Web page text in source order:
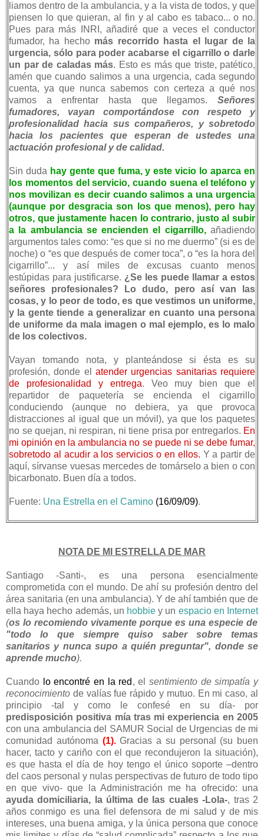
liamos dentro de la ambulancia, y a la vista de todos, y que
piensen lo que quieran, al fin y al cabo es tabaco... o no.
Pues para más INRI, añadiré que a veces el conductor
fumador, ha hecho más recorrido hasta el lugar de la
urgencia, sólo para poder acabarse el cigarrillo o darle
un par de caladas más. Esto es más que triste, patético,
amén que cuando salimos a una urgencia, cada segundo
cuenta, ya que nunca sabemos con certeza a qué nos
vamos a enfrentar hasta que llegamos. Señores
fumadores, vayan comportándose con respeto y
profesionalidad hacia sus compañeros, y sobretodo
hacia los pacientes que esperan de ustedes una
actuación profesional y de calidad.
Sin duda hay gente que fuma, y este vicio lo aparca en
los momentos del servicio, cuando suena el teléfono y
nos movilizan es decir cuando salimos a una urgencia
(aunque por desgracia son los que menos), pero hay
otros, que justamente hacen lo contrario, justo al subir
a la ambulancia se encienden el cigarrillo,añadiendo
argumentos tales como: “es que si no me duermo” (si es de
noche) o “es que después de comer toca”, o “es la hora del
cigarrillo”... y así miles de excusas cuanto menos
estúpidas para justificarse. ¿Se les puede llamar a estos
señores profesionales? Lo dudo, pero así van las
cosas, y lo peor de todo, es que vestimos un uniforme,
y la gente tiende a generalizar en cuanto una persona
de uniforme da mala imagen o mal ejemplo, es lo malo
de los colectivos.
Vayan tomando nota, y planteándose si ésta es su
profesión, donde el atender urgencias sanitarias requiere
de profesionalidad y entrega. Veo muy bien que el
repartidor de paquetería se encienda el cigarrillo
conduciendo (aunque no debiera, ya que provoca
distracciones al igual que un móvil), ya que los paquetes
no se quejan, ni respiran, ni tiene prisa por entregarlos. En
mi opinión en la ambulancia no se puede ni se debe fumar,
sobretodo al acudir a los servicios o en ellos. Y a partir de
aquí, sírvanse vuesas mercedes de tomárselo a bien o con
bicarbonato. Buen día a todos.
Fuente: Una Estrella en el Camino (16/09/09).
NOTA DE MI ESTRELLA DE MAR
Santiago -Santi-, es una persona esencialmente
comprometida con el mundo. De ahí su profesión dentro del
área sanitaria (en una ambulancia). Y de ahí también que de
ella haya hecho además, un hobbie y un espacio en Internet
(os lo recomiendo vivamente porque es una especie de
"todo lo que siempre quiso saber sobre temas
sanitarios y nunca supo a quién preguntar", donde se
aprende mucho).
Cuando lo encontré en la red , el sentimiento de simpatía y
reconocimiento de valías fue rápido y mutuo. En mi caso, al
principio -tal y como le confesé en su día- por
predisposición positiva mía tras mi experiencia en 2005
con una ambulancia del SAMUR Social de Urgencias de mi
comunidad autónoma (1).Gracias a su personal (su buen
hacer, tacto y cariño con el que recondujeron la situación),
es que hasta el día de hoy tengo el único soporte –dentro
del caos personal y nulas perspectivas de futuro de todo tipo
en que vivo- que la Administración me ha ofrecido: una
ayuda domiciliaria, la última de las cuales -Lola-, tras 2
años conmigo es una fiel defensora de mi salud y de mis
intereses, una buena amiga, y la única persona que conoce